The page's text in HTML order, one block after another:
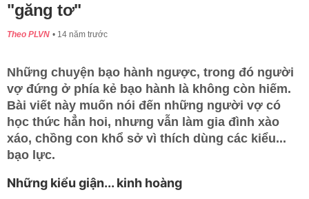
"găng tơ"
Theo PLVN 14 năm trước
Những chuyện bạo hành ngược, trong đó người
vợ đứng ở phía kẻ bạo hành là không còn hiếm.
Bài viết này muốn nói đến những người vợ có
học thức hẳn hoi, nhưng vẫn làm gia đình xào
xáo, chồng con khổ sở vì thích dùng các kiểu...
bạo lực.
Những kiểu giận... kinh hoàng